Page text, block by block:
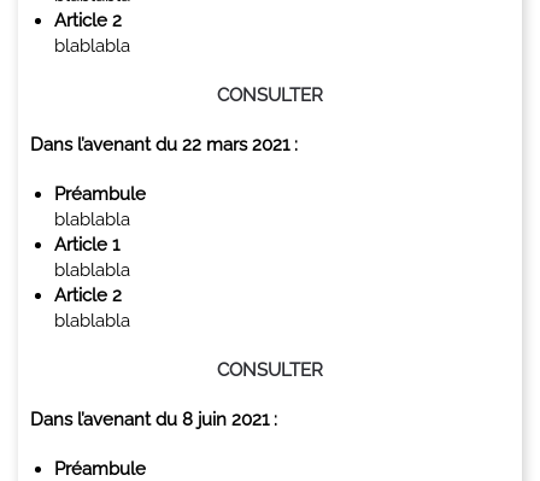
Article 2
blablabla
CONSULTER
Dans l’avenant du 22 mars 2021 :
Préambule
blablabla
Article 1
blablabla
Article 2
blablabla
CONSULTER
Dans l’avenant du 8 juin 2021 :
Préambule